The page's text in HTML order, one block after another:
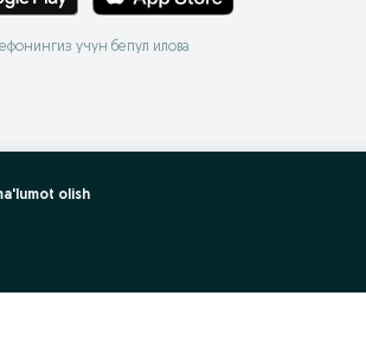
учун бепул илова
olish